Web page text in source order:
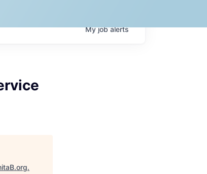
Myjobalerts
.